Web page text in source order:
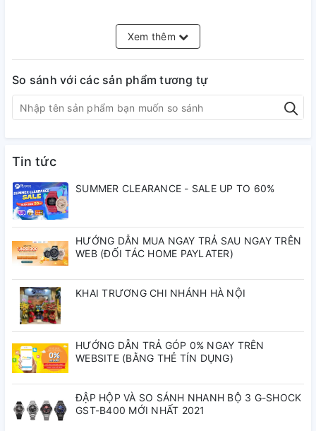
40.5 mm
Niềng:Thép Không Gỉ
Dây Đeo:Thép Không Gỉ
Chức Năng:
Seikolà một trong những thương hiệu nổi tiếng trên toàn thế
giới đến từ xứ sở hoa anh đào được thành lập vào năm 1881.
Sau hơn 130 năm hình thành và phát triển, thế giới đã ghi
nhận những phát minh mang tính cách mạng của ngành
công nghiệp sản xuất “máy đo thời gian” cùng nhiều ngành
công nghiệp có liên quan mang tên thương hiệuSeiko
đó, biến lịch sử đồng hồSeiko trở thành một trong những
trang sử huy hoàng nhất thế giới đồng hồ.
Xem thêm
So sánh với các sản phẩm tương tự
Tin tức
SUMMER CLEARANCE - SALE UP TO 60%
HƯỚNG DẪN MUA NGAY TRẢ SAU NGAY TRÊN
WEB (ĐỐI TÁC HOME PAYLATER)
KHAI TRƯƠNG CHI NHÁNH HÀ NỘI
HƯỚNG DẪN TRẢ GÓP 0% NGAY TRÊN
WEBSITE (BẰNG THẺ TÍN DỤNG)
ĐẬP HỘP VÀ SO SÁNH NHANH BỘ 3 G-SHOCK
GST-B400 MỚI NHẤT 2021